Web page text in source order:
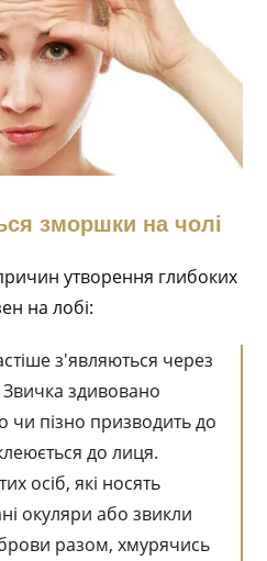
зморшки на чолі
утворення глибоких
на лобі:
з'являються через
Звичка здивовано
чи пізно призводить до
до лиця.
осіб, які носять
окуляри або звикли
разом, хмурячись